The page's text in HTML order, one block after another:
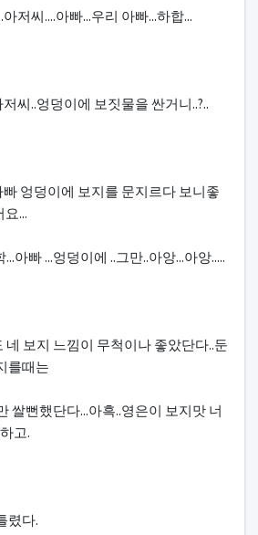
저씨....아빠...우리 아빠...하합...
씨..엉덩이에 보짓물을 싼거니..?..
빠 엉덩이에 보지를 문지르다 보니좋
...
아빠 ...엉덩이에 ..그만..아앙...아앙.....
네 보지 느낌이 무척이나 좋았단다..둔
를때는
쌀뻔했단다...아흑..영은이 보지맛 너
고.
렸다.